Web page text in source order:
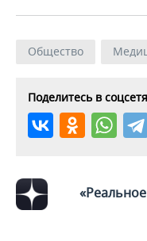
Общество
Поделитесь в